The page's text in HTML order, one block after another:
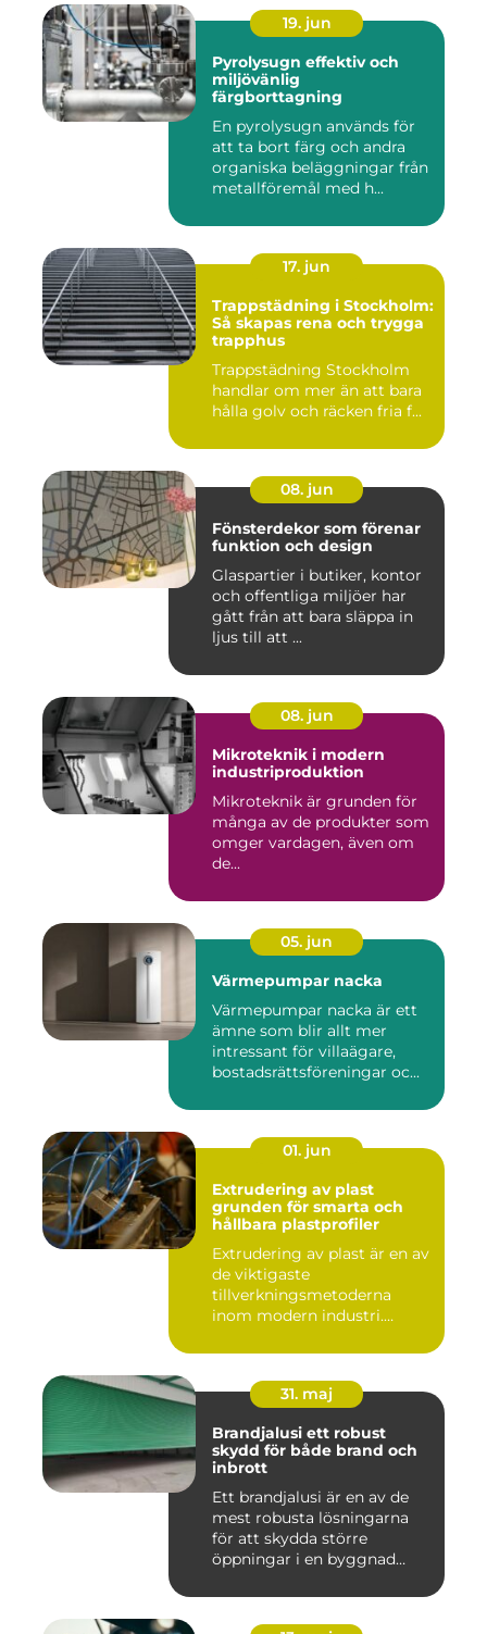
19. jun
Pyrolysugn effektiv och
miljövänlig
färgborttagning
En pyrolysugn används för
att ta bort färg och andra
organiska beläggningar från
metallföremål med h...
17. jun
Trappstädning i Stockholm:
Så skapas rena och trygga
trapphus
Trappstädning Stockholm
handlar om mer än att bara
hålla golv och räcken fria f...
08. jun
Fönsterdekor som förenar
funktion och design
Glaspartier i butiker, kontor
och offentliga miljöer har
gått från att bara släppa in
ljus till att ...
08. jun
Mikroteknik i modern
industriproduktion
Mikroteknik är grunden för
många av de produkter som
omger vardagen, även om
de...
05. jun
Värmepumpar nacka
Värmepumpar nacka är ett
ämne som blir allt mer
intressant för villaägare,
bostadsrättsföreningar oc...
01. jun
Extrudering av plast
grunden för smarta och
hållbara plastprofiler
Extrudering av plast är en av
de viktigaste
tillverkningsmetoderna
inom modern industri.
31. maj
Brandjalusi ett robust
skydd för både brand och
inbrott
Ett brandjalusi är en av de
mest robusta lösningarna
för att skydda större
öppningar i en byggnad